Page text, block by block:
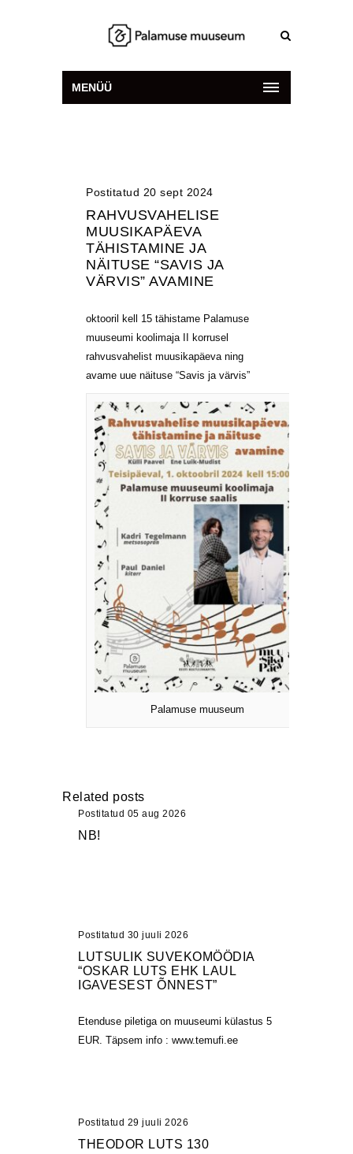
MENÜÜ
Postitatud 20 sept 2024
RAHVUSVAHELISE
MUUSIKAPÄEVA
TÄHISTAMINE JA
NÄITUSE “SAVIS JA
VÄRVIS” AVAMINE
oktooril kell 15 tähistame Palamuse
muuseumi koolimaja II korrusel
rahvusvahelist muusikapäeva ning
avame uue näituse “Savis ja värvis”
Palamuse muuseum
Related posts
Postitatud 05 aug 2026
NB!
Postitatud 30 juuli 2026
LUTSULIK SUVEKOMÖÖDIA
“OSKAR LUTS EHK LAUL
IGAVESEST ÕNNEST”
Etenduse piletiga on muuseumi külastus 5
EUR. Täpsem info : www.temufi.ee
Postitatud 29 juuli 2026
THEODOR LUTS 130